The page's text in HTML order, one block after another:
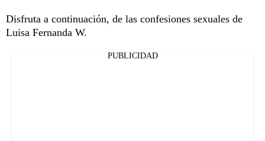
Disfruta a continuación, de las confesiones sexuales de
Luisa Fernanda W.
PUBLICIDAD